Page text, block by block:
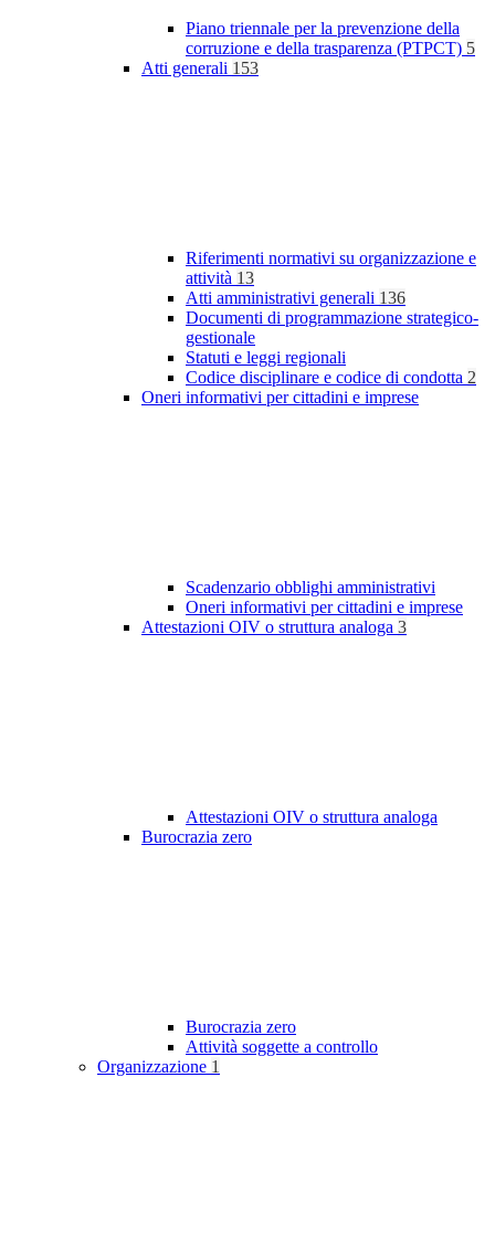
Piano triennale per la prevenzione della
corruzione e della trasparenza (PTPCT) 5
Atti generali 153
Riferimenti normativi su organizzazione e
attività 13
Atti amministrativi generali 136
Documenti di programmazione strategico-
gestionale
Statuti e leggi regionali
Codice disciplinare e codice di condotta 2
Oneri informativi per cittadini e imprese
Scadenzario obblighi amministrativi
Oneri informativi per cittadini e imprese
Attestazioni OIV o struttura analoga 3
Attestazioni OIV o struttura analoga
Burocrazia zero
Burocrazia zero
Attività soggette a controllo
Organizzazione 1